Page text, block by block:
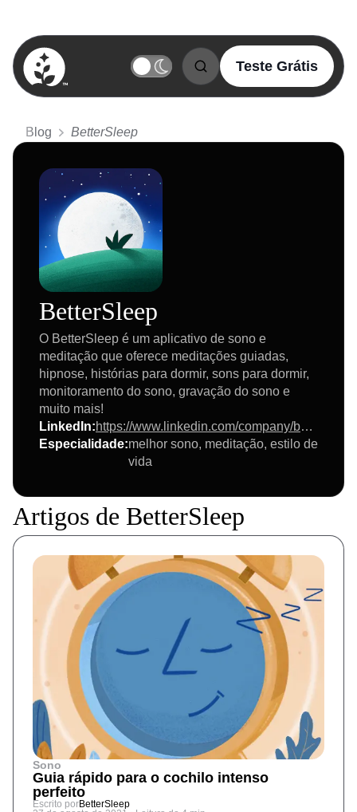
BetterSleep Logo
Teste Grátis
Blog BetterSleep
BetterSleep
O BetterSleep é um aplicativo de sono e
meditação que oferece meditações guiadas,
hipnose, histórias para dormir, sons para dormir,
monitoramento do sono, gravação do sono e
muito mais!
LinkedIn:
https://www.linkedin.com/company/bettersleep
Especialidade:melhor sono, meditação, estilo de
vida
Artigos de BetterSleep
Sono
Guia rápido para o cochilo intenso
perfeito
Escrito porBetterSleep